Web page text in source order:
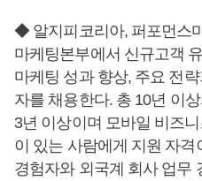
◆ 알지피코리아, 퍼포먼스
마케팅본부에서 신규고객
마케팅 성과 향상, 주요 전
자를 채용한다. 총 10년 이
3년 이상이며 모바일 비즈
이 있는 사람에게 지원 자격
경험자와 외국계 회사 업무